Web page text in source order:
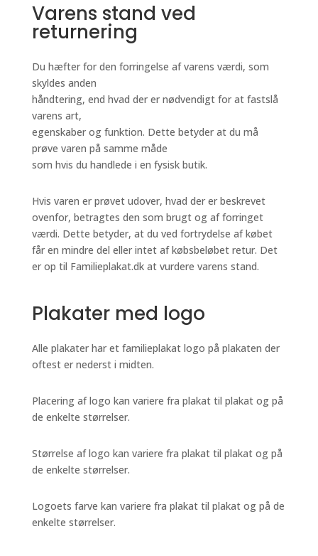
Varens stand ved
returnering
Du hæfter for den forringelse af varens værdi, som
skyldes anden
håndtering, end hvad der er nødvendigt for at fastslå
varens art,
egenskaber og funktion. Dette betyder at du må
prøve varen på samme måde
som hvis du handlede i en fysisk butik.
Hvis varen er prøvet udover, hvad der er beskrevet
ovenfor, betragtes den som brugt og af forringet
værdi. Dette betyder, at du ved fortrydelse af købet
får en mindre del eller intet af købsbeløbet retur. Det
er op til Familieplakat.dk at vurdere varens stand.
Plakater med logo
Alle plakater har et familieplakat logo på plakaten der
oftest er nederst i midten.
Placering af logo kan variere fra plakat til plakat og på
de enkelte størrelser.
Størrelse af logo kan variere fra plakat til plakat og på
de enkelte størrelser.
Logoets farve kan variere fra plakat til plakat og på de
enkelte størrelser.